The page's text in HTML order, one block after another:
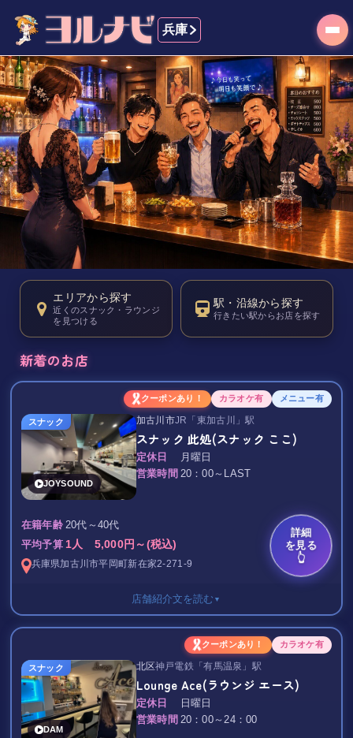
兵庫
あなただけの
隠れ家を見つけよう。
兵庫のスナック・ラウンジ探しならヨルナビ
エリアから探す
近くのスナック・ラウンジ
を見つける
駅・沿線から探す
行きたい駅からお店を探す
新着のお店
クーポンあり！ カラオケ有 メニュー有
スナック
JOYSOUND
加古川市JR「東加古川」駅
スナック 此処(スナック ここ)
定休日
月曜日
営業時間 20：00～LAST
在籍年齢 20代～40代
平均予算 1人 5,000円～(税込)
兵庫県加古川市平岡町新在家2-271-9
詳細
を見る
👆
店舗紹介文を読む ▼
女性 セット料金 2,000円/1H
ボトルキープ 5,000円～
ショット 500円～
キャストドリンク 1,000円～
クーポンあり！ カラオケ有
スナック
DAM
北区神戸電鉄「有馬温泉」駅
Lounge Ace(ラウンジ エース)
定休日
日曜日
営業時間 20：00～24：00